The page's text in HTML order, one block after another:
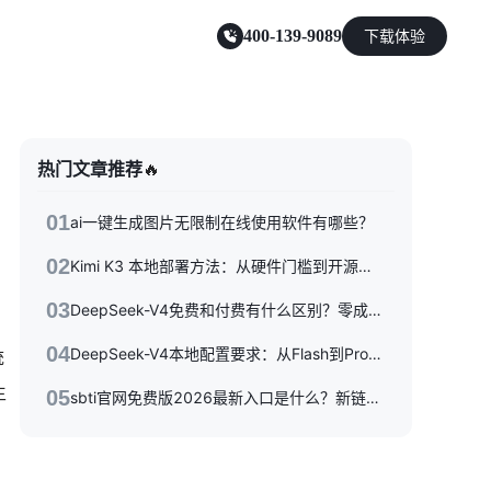
能源及制造业
400-139-9089 下载体验
热门文章推荐🔥
01ai一键生成图片无限制在线使用软件有哪些？
02 Kimi K3 本地部署方法：从硬件门槛到开源权重落地的完整指南
03 DeepSeek-V4免费和付费有什么区别？零成本体验到API按量付费，三种使用方式一次性讲清楚
04 DeepSeek-V4本地配置要求：从Flash到Pro硬件选型指南
05 sbti官网免费版2026最新入口是什么？新链接/备用站与避坑指南全收录